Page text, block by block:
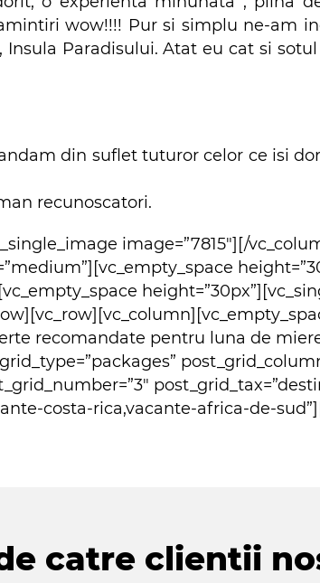
wow!!!! Pur si simplu ne-am
Insula Paradisului. Atat eu cat si
din suflet tuturor celor ce isi
recunoscatori.
image=”7815″][/
recomandate pentru luna de
costa-rica,vacante-africa-de-
catre clientii